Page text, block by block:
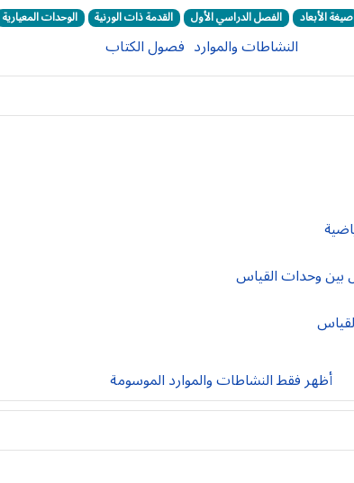
صيغة الأبعاد الفصل الدراسي الأول القدمة ذات الورنية الوحدات المعيارية
النشاطات والموارد فصول الكتاب
أظهر فقط النشاطات والموارد الموسومة